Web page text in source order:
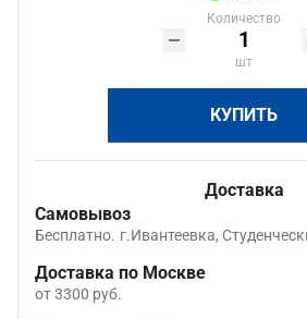
Количество
шт
КУПИТЬ
Доставка
Самовывоз
Бесплатно. г.Ивантеевка,
Доставка по Москве
от 3300 руб.